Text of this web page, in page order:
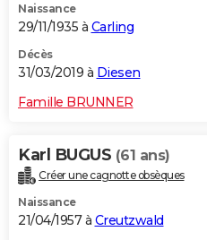
Naissance
29/11/1935 à Carling
Décès
31/03/2019 à Diesen
Famille BRUNNER
Karl BUGUS (61 ans)
Créer une cagnotte obsèques
Naissance
21/04/1957 à Creutzwald